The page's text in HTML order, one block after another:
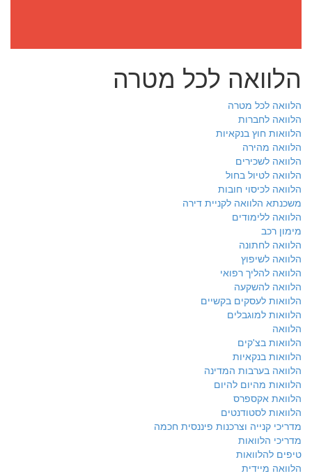
הלוואה לכל מטרה
הלוואה לכל מטרה
הלוואה לחברות
הלוואות חוץ בנקאיות
הלוואה מהירה
הלוואה לשכירים
הלוואה לטיול בחול
הלוואה לכיסוי חובות
משכנתא הלוואה לקניית דירה
הלוואה ללימודים
מימון רכב
הלוואה לחתונה
הלוואה לשיפוץ
הלוואה להליך רפואי
הלוואה להשקעה
הלוואות לעסקים בקשיים
הלוואות למוגבלים
הלוואה
הלוואות בצ'קים
הלוואות בנקאיות
הלוואה בערבות המדינה
הלוואות מהיום להיום
הלוואת אקספרס
הלוואות לסטודנטים
מדריכי קנייה וצרכנות פיננסית חכמה
מדריכי הלוואות
טיפים להלוואות
הלוואה מיידית